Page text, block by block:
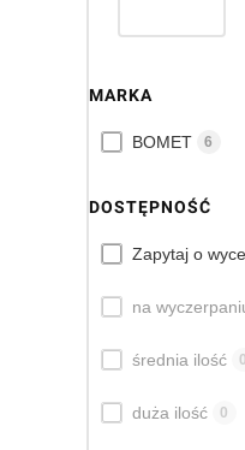
MARKA
MarkaBOMET 6
DOSTĘPNOŚĆ
DostępnośćZapytaj o
na
średnia ilość 0
duża ilość 0